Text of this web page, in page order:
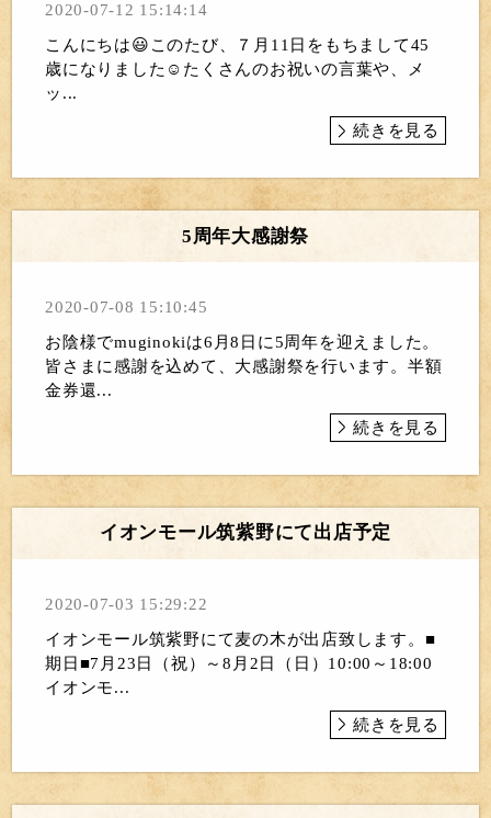
2020-07-12 15:14:14
こんにちは😃このたび、７月11日をもちまして45
歳になりました☺️たくさんのお祝いの言葉や、メ
ッ...
続きを見る
5周年大感謝祭
2020-07-08 15:10:45
お陰様でmuginokiは6月8日に5周年を迎えました。
皆さまに感謝を込めて、大感謝祭を行います。半額
金券還...
続きを見る
イオンモール筑紫野にて出店予定
2020-07-03 15:29:22
イオンモール筑紫野にて麦の木が出店致します。■
期日■7月23日（祝）～8月2日（日）10:00～18:00
イオンモ...
続きを見る